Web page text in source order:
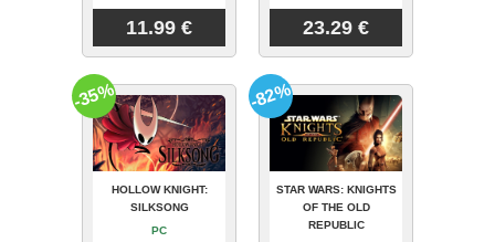
11.99 € 23.29 €
HOLLOW KNIGHT:
SILKSONG
PC
-35%
STAR WARS: KNIGHTS
OF THE OLD
REPUBLIC
-82%